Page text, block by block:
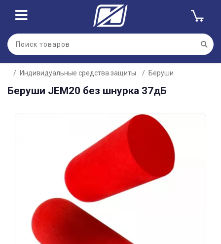
Индивидуальные средства защиты Беруши
Беруши JEM20 без шнурка 37дБ
Для клиентов всех банков
Разбейте
оплатуна части
без переплат
График платежей
Добавляйте товары